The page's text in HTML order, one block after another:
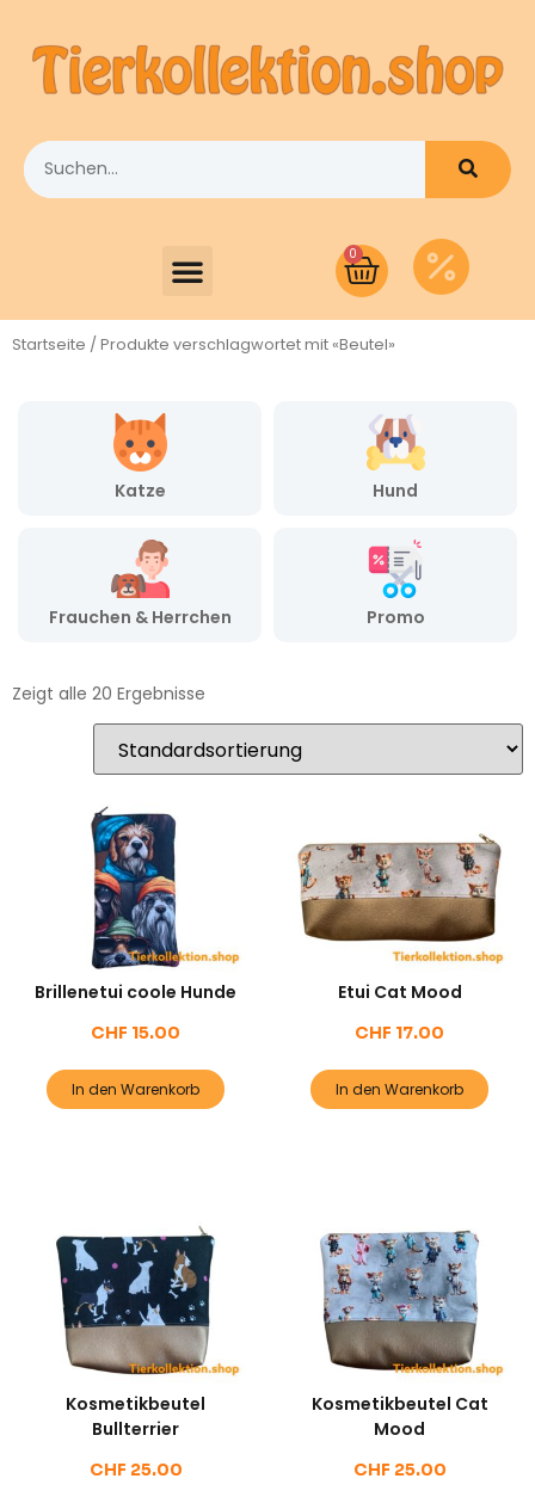
0
Startseite / Produkte verschlagwortet mit «Beutel»
Katze Hund
Frauchen & Herrchen Promo
Zeigt alle 20 Ergebnisse
Brillenetui coole Hunde
CHF 15.00
In den Warenkorb
Etui Cat Mood
CHF 17.00
In den Warenkorb
Kosmetikbeutel
Bullterrier
CHF 25.00
Kosmetikbeutel Cat
Mood
CHF 25.00